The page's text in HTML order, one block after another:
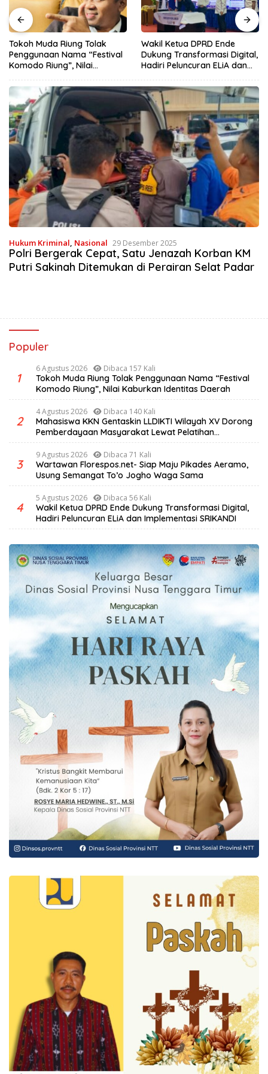
Tokoh Muda Riung Tolak
Penggunaan Nama “Festival
Komodo Riung”, Nilai
Wakil Ketua DPRD Ende
Dukung Transformasi Digital,
Hadiri Peluncuran ELiA dan
Hukum Kriminal, Nasional 29 Desember 2025
Polri Bergerak Cepat, Satu Jenazah Korban KM
Putri Sakinah Ditemukan di Perairan Selat Padar
Populer
1
6 Agustus 2026 Dibaca 157 Kali
Tokoh Muda Riung Tolak Penggunaan Nama “Festival
Komodo Riung”, Nilai Kaburkan Identitas Daerah
2
4 Agustus 2026 Dibaca 140 Kali
Mahasiswa KKN Gentaskin LLDIKTI Wilayah XV Dorong
Pemberdayaan Masyarakat Lewat Pelatihan
Pengolahan Hasil Alam di Desa Sisir
3
9 Agustus 2026 Dibaca 71 Kali
Wartawan Florespos.net- Siap Maju Pikades Aeramo,
Usung Semangat To’o Jogho Waga Sama
4
5 Agustus 2026 Dibaca 56 Kali
Wakil Ketua DPRD Ende Dukung Transformasi Digital,
Hadiri Peluncuran ELiA dan Implementasi SRIKANDI